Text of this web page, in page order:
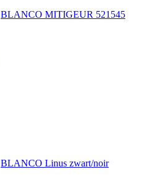
BLANCO MITIGEUR 521545
BLANCO Linus zwart/noir